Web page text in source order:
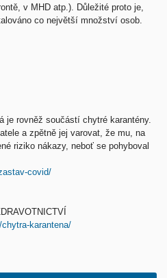
v MHD atp.). Důležité proto je,
co největší množství osob.
je rovněž součástí chytré karantény.
a zpětně jej varovat, že mu, na
riziko nákazy, neboť se pohyboval
covid/
karantena/